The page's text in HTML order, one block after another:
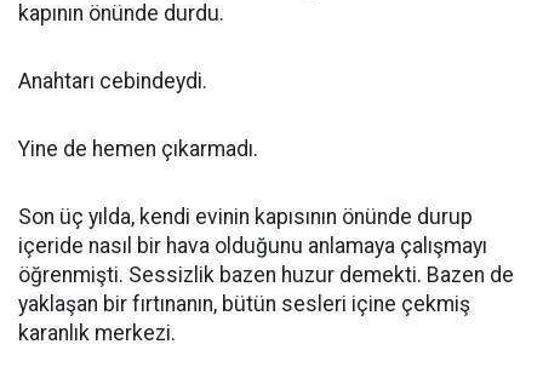
kapının önünde durdu.
Anahtarı cebindeydi.
Yine de hemen çıkarmadı.
Son üç yılda, kendi evinin kapısının önünde durup
içeride nasıl bir hava olduğunu anlamaya çalışmayı
öğrenmişti. Sessizlik bazen huzur demekti. Bazen de
yaklaşan bir fırtınanın, bütün sesleri içine çekmiş
karanlık merkezi.